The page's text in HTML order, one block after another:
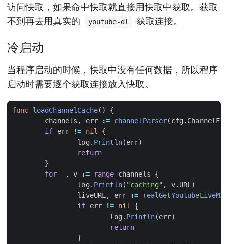
访问快取，如果命中快取就直接用快取中获取。获取
不到再去用真实的
youtube-dl 获取连接。
冷启动
当程序启动的时候，快取中没有任何数据，所以程序
启动时需要逐个获取连接放入快取。
func loadChannelCache()
{
channels , err := channelParser(cfg .
if err != nil
{
log . Println(err)
return
}
for
, v := range channels
{
log . Println( "caching" , v. URL)
liveURL, err :=
if err != nil
{
log . Println(err)
return
}